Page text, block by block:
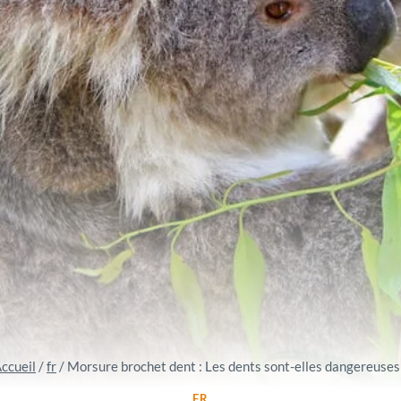
/fr / Morsure brochet dent : Les dents sont-elles dangereuses